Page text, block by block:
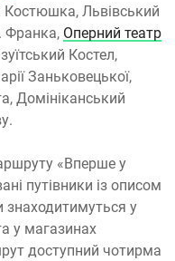
Костюшка, Львівський
Франка, Оперний театр
Костел,
Заньковецької,
Домініканський
«Вперше у
путівники із описом
знаходитимуться у
у магазинах
доступний чотирма